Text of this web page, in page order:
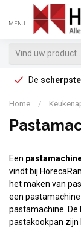
MENU
De scherpste
Home /
Een
vindt bij
het maken van
een pastamachine
pastamachine.
pastakookpan zijn